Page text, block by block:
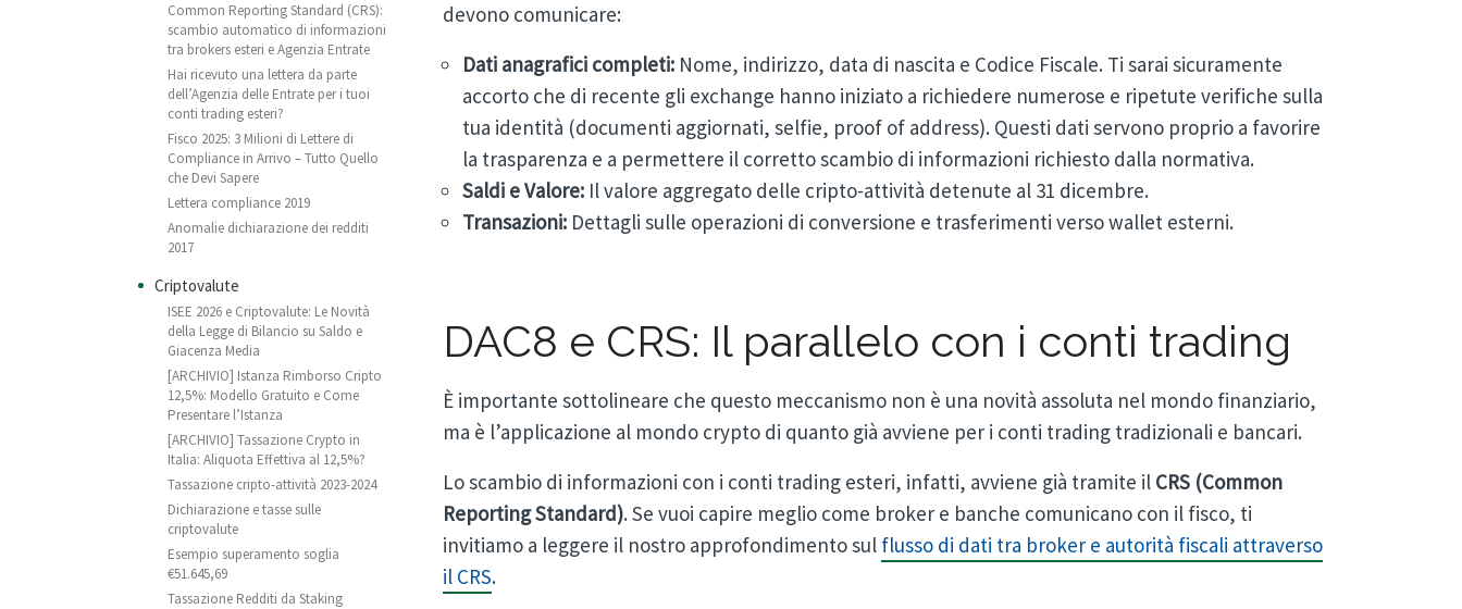
devono comunicare:
Dati anagrafici completi: Nome, indirizzo, data di nascita e Codice Fiscale. Ti sarai sicuramente
accorto che di recente gli exchange hanno iniziato a richiedere numerose e ripetute verifiche sulla
tua identità (documenti aggiornati, selfie, proof of address). Questi dati servono proprio a favorire
la trasparenza e a permettere il corretto scambio di informazioni richiesto dalla normativa.
Saldi e Valore: Il valore aggregato delle cripto-attività detenute al 31 dicembre.
Transazioni: Dettagli sulle operazioni di conversione e trasferimenti verso wallet esterni.
DAC8 e CRS: Il parallelo con i conti trading
È importante sottolineare che questo meccanismo non è una novità assoluta nel mondo finanziario,
ma è l’applicazione al mondo crypto di quanto già avviene per i conti trading tradizionali e bancari.
Lo scambio di informazioni con i conti trading esteri, infatti, avviene già tramite il CRS (Common
Reporting Standard). Se vuoi capire meglio come broker e banche comunicano con il fisco, ti
invitiamo a leggere il nostro approfondimento sul flusso di dati tra broker e autorità fiscali attraverso
il CRS.
Common Reporting Standard (CRS):
scambio automatico di informazioni
tra brokers esteri e Agenzia Entrate
Hai ricevuto una lettera da parte
dell’Agenzia delle Entrate per i tuoi
conti trading esteri?
Fisco 2025: 3 Milioni di Lettere di
Compliance in Arrivo – Tutto Quello
che Devi Sapere
Lettera compliance 2019
Anomalie dichiarazione dei redditi
2017
Criptovalute
ISEE 2026 e Criptovalute: Le Novità
della Legge di Bilancio su Saldo e
Giacenza Media
[ARCHIVIO] Istanza Rimborso Cripto
12,5%: Modello Gratuito e Come
Presentare l’Istanza
[ARCHIVIO] Tassazione Crypto in
Italia: Aliquota Effettiva al 12,5%?
Tassazione cripto-attività 2023-2024
Dichiarazione e tasse sulle
criptovalute
Esempio superamento soglia
€51.645,69
Tassazione Redditi da Staking